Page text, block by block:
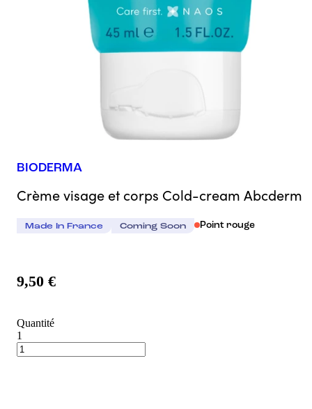
BIODERMA
Crème visage et corps Cold-cream Abcderm
Made In France Coming Soon Point rouge
9,50 €
Quantité
1